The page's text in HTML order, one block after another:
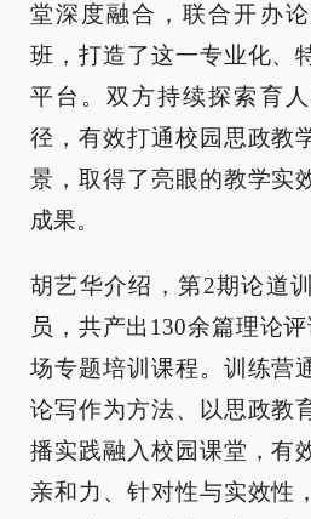
堂深度融合，联合开办
班，打造了这一专业化、
平台。双方持续探索育
径，有效打通校园思政教
景，取得了亮眼的教学实
成果。
胡艺华介绍，第2期论道
员，共产出130余篇理论
场专题培训课程。训练营
论写作为方法、以思政教
播实践融入校园课堂，有
亲和力、针对性与实效性